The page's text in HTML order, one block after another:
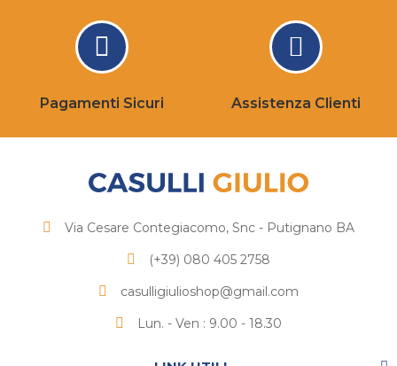
Pagamenti Sicuri Assistenza Clienti
Via Cesare Contegiacomo, Snc - Putignano BA
(+39) 080 405 2758
casulligiulioshop@gmail.com
Lun. - Ven : 9.00 - 18.30